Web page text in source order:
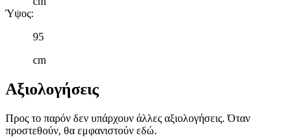
Ύψος:
95
cm
Αξιολογήσεις
Προς το παρόν δεν υπάρχουν άλλες αξιολογήσεις. Όταν
προστεθούν, θα εμφανιστούν εδώ.